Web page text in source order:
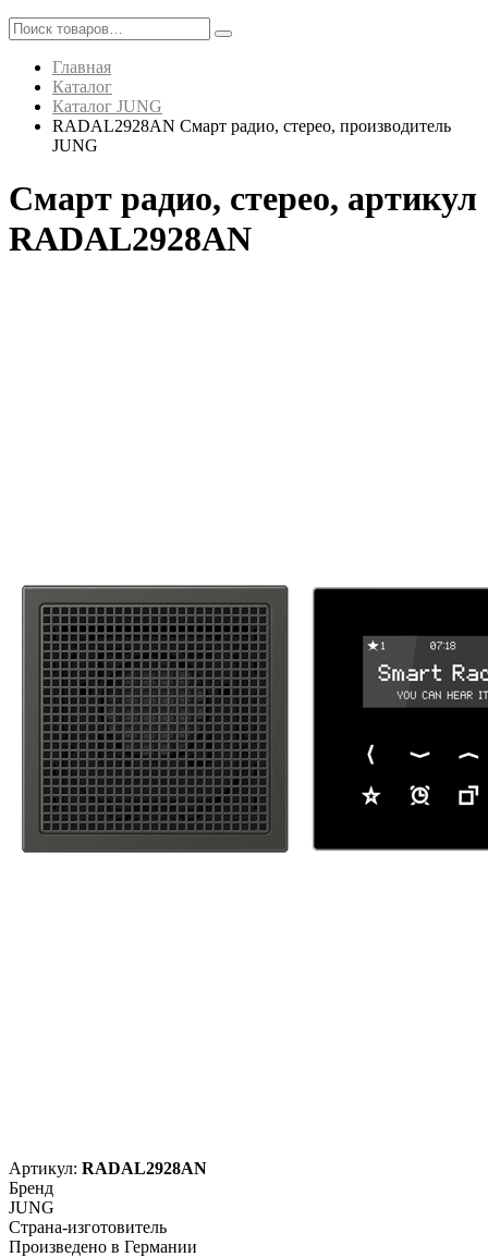
Главная
Каталог
Каталог JUNG
RADAL2928AN Смарт радио, стерео, производитель
JUNG
Смарт радио, стерео, артикул
RADAL2928AN
Артикул: RADAL2928AN
Бренд
JUNG
Страна-изготовитель
Произведено в Германии